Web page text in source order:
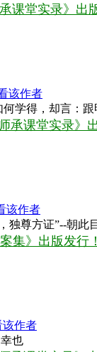
课堂实录》出
该作者
学得，却言：
承课堂实录》
该作者
独尊方证”--朝
集》出版发行
该作者
也